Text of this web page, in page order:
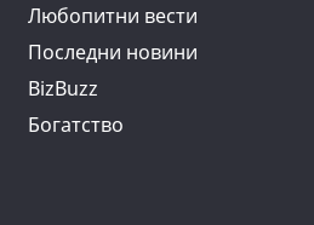
Любопитни вести
Последни новини
BizBuzz
Богатство